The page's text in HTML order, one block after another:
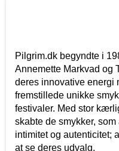
Pilgrim.dk begyndte i
Annemette Markvad og
deres innovative energi
fremstillede unikke
festivaler. Med stor
skabte de smykker,
intimitet og autenticitet;
at se deres udvalg.